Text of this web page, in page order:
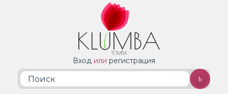
Вход или регистрация